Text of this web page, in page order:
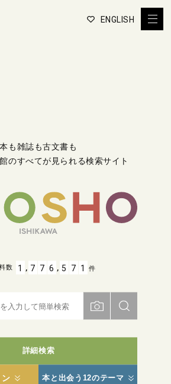
ENGLISH
本も雑誌も古文書も
のすべてが見られる検索サイト
詳細検索
ン 本と出会う12のテーマ
数 1 , 7 7 6 , 5 7 1 件